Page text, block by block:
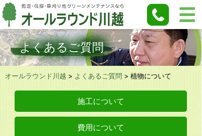
よくあるご質問
オールラウンド川越 > よくあるご質問 > 植物について
施工について
費用について